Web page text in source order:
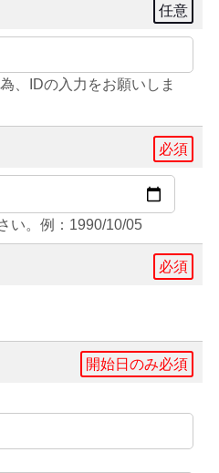
任意
、IDの入力をお願いしま
必須
い。例：1990/10/05
必須
開始日のみ必須